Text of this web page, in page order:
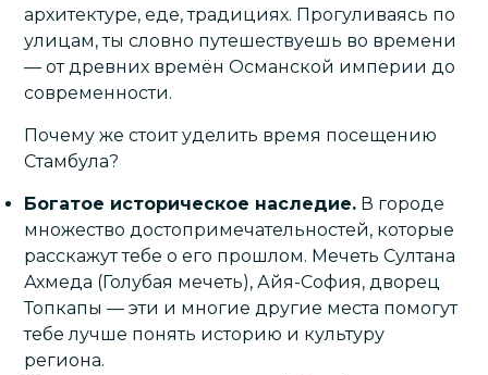
архитектуре, еде, традициях. Прогуливаясь по
улицам, ты словно путешествуешь во времени
— от древних времён Османской империи до
современности.
Почему же стоит уделить время посещению
Стамбула?
Богатое историческое наследие. В городе
множество достопримечательностей, которые
расскажут тебе о его прошлом. Мечеть Султана
Ахмеда (Голубая мечеть),Айя-София,дворец
Топкапы — эти и многие другие места помогут
тебе лучше понять историю и культуру
региона.